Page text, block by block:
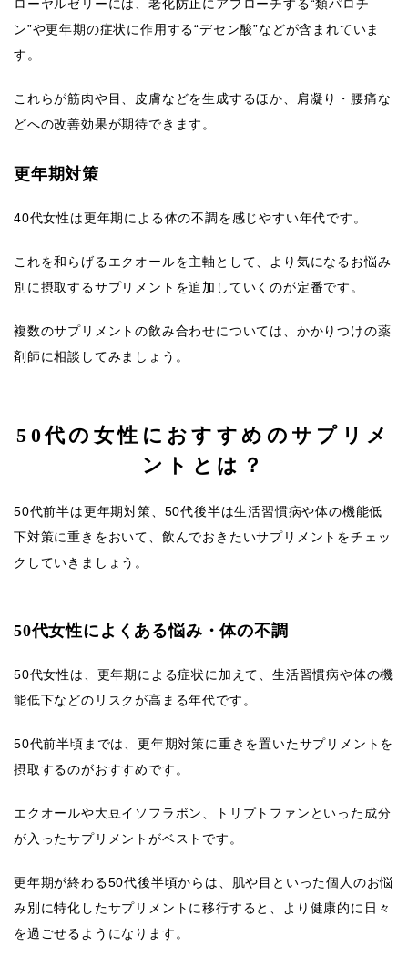
ローヤルゼリーには、老化防止にアプローチする“類パロチ
ン”や更年期の症状に作用する“デセン酸”などが含まれていま
す。
これらが筋肉や目、皮膚などを生成するほか、肩凝り・腰痛な
どへの改善効果が期待できます。
更年期対策
40代女性は更年期による体の不調を感じやすい年代です。
これを和らげるエクオールを主軸として、より気になるお悩み
別に摂取するサプリメントを追加していくのが定番です。
複数のサプリメントの飲み合わせについては、かかりつけの薬
剤師に相談してみましょう。
50代の女性におすすめのサプリメ
ントとは？
50代前半は更年期対策、50代後半は生活習慣病や体の機能低
下対策に重きをおいて、飲んでおきたいサプリメントをチェッ
クしていきましょう。
50代女性によくある悩み・体の不調
50代女性は、更年期による症状に加えて、生活習慣病や体の機
能低下などのリスクが高まる年代です。
50代前半頃までは、更年期対策に重きを置いたサプリメントを
摂取するのがおすすめです。
エクオールや大豆イソフラボン、トリプトファンといった成分
が入ったサプリメントがベストです。
更年期が終わる50代後半頃からは、肌や目といった個人のお悩
み別に特化したサプリメントに移行すると、より健康的に日々
を過ごせるようになります。